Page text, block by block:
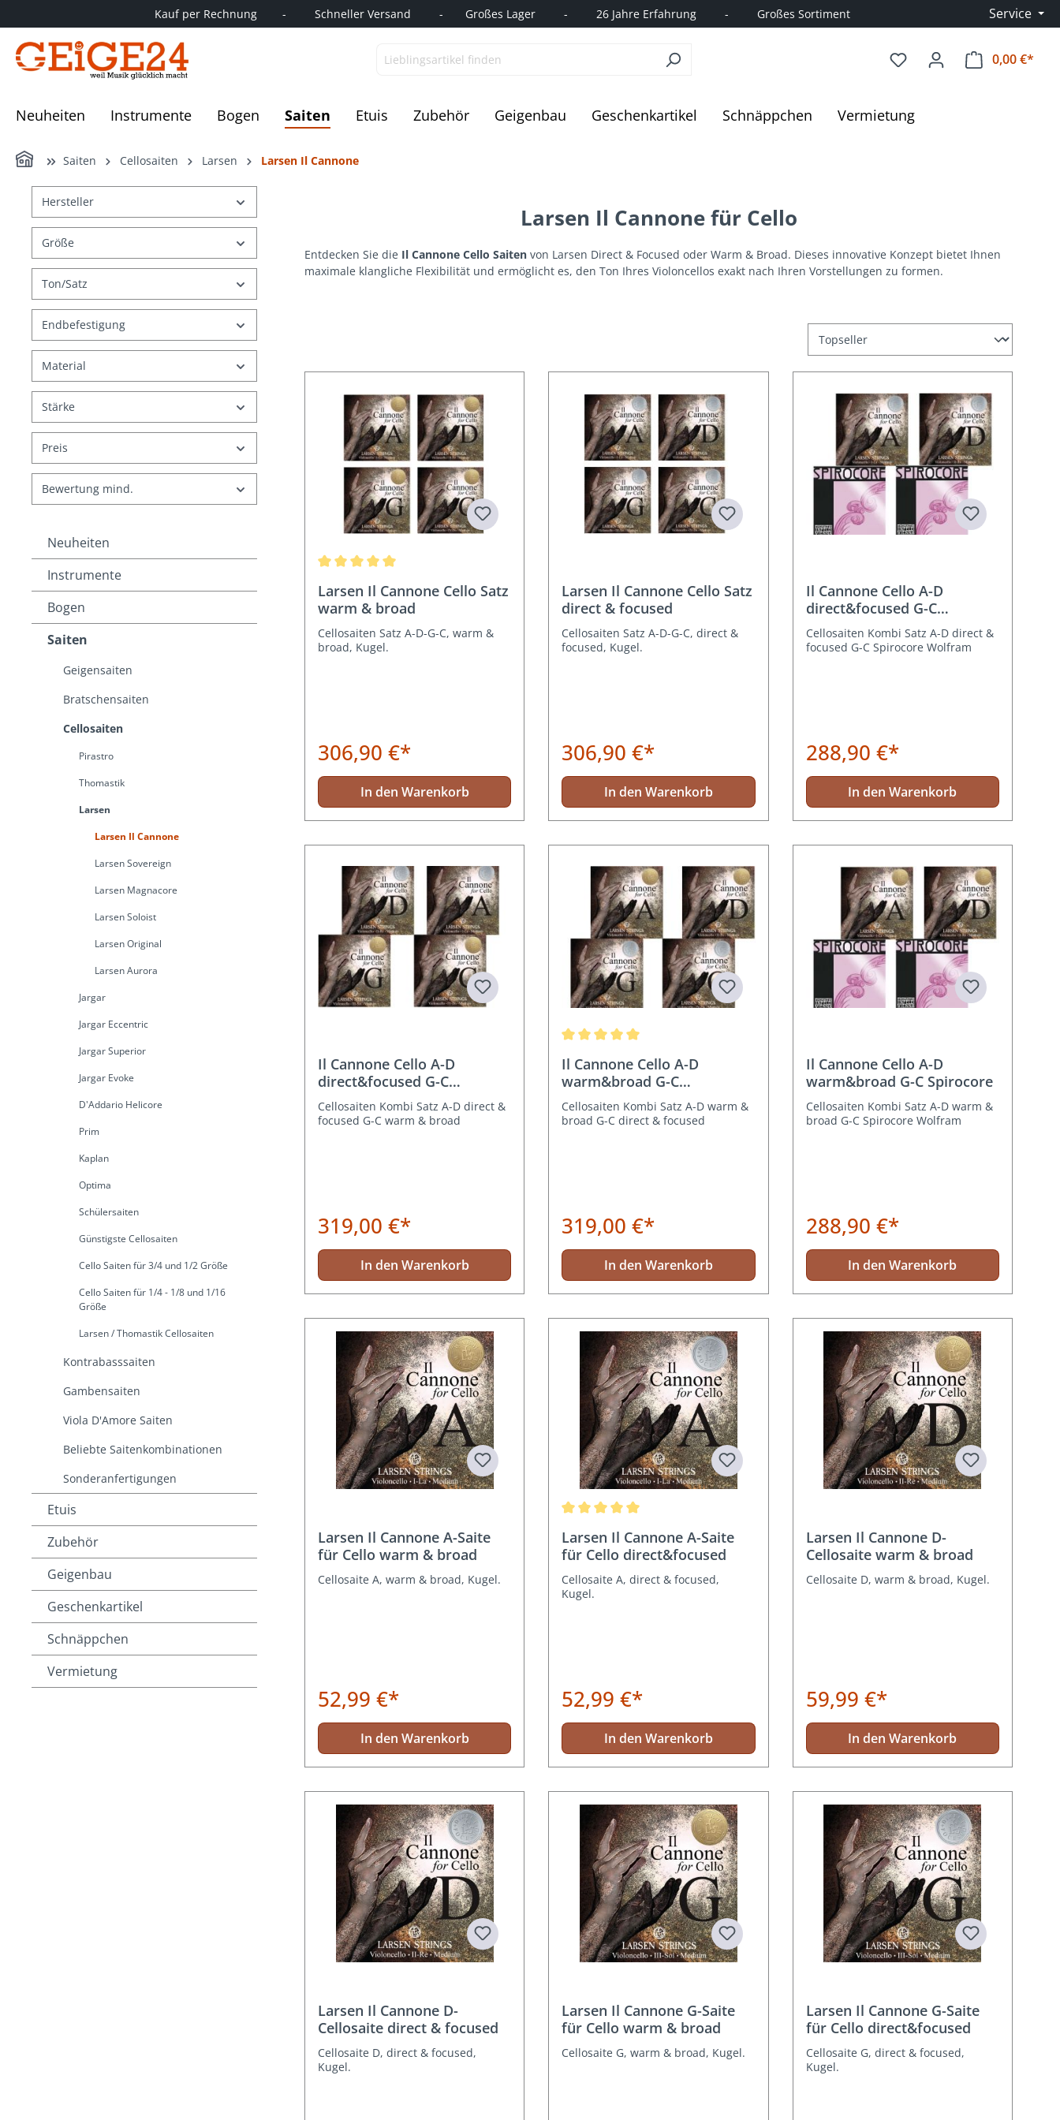
Zur Hauptnavigation springenKauf per Rechnung        -         Schneller Versand         -       Großes Lager         -         26 Jahre Erfahrung         -         Großes Sortiment Service
0,00 €*
Neuheiten Instrumente Bogen Saiten Etuis Zubehör Geigenbau Geschenkartikel Schnäppchen Vermietung
Home Saiten Cellosaiten Larsen Larsen Il Cannone
Hersteller
Größe
Ton/Satz
Endbefestigung
Material
Stärke
Preis
Bewertung mind.
Neuheiten
Instrumente
Bogen
Saiten
Geigensaiten
Bratschensaiten
Cellosaiten
Pirastro
Thomastik
Larsen
Larsen Il Cannone
Larsen Sovereign
Larsen Magnacore
Larsen Soloist
Larsen Original
Larsen Aurora
Jargar
Jargar Eccentric
Jargar Superior
Jargar Evoke
D'Addario Helicore
Prim
Kaplan
Optima
Schülersaiten
Günstigste Cellosaiten
Cello Saiten für 3/4 und 1/2 Größe
Cello Saiten für 1/4 - 1/8 und 1/16
Größe
Larsen / Thomastik Cellosaiten
Kontrabasssaiten
Gambensaiten
Viola D'Amore Saiten
Beliebte Saitenkombinationen
Sonderanfertigungen
Etuis
Zubehör
Geigenbau
Geschenkartikel
Schnäppchen
Vermietung
Larsen Il Cannone für Cello
Entdecken Sie die Il Cannone Cello Saiten von Larsen Direct & Focused oder Warm & Broad. Dieses innovative Konzept bietet Ihnen
maximale klangliche Flexibilität und ermöglicht es, den Ton Ihres Violoncellos exakt nach Ihren Vorstellungen zu formen.
Larsen Il Cannone Cello Satz
warm & broad
Cellosaiten Satz A-D-G-C, warm &
broad, Kugel.
306,90 €*
In den Warenkorb
Larsen Il Cannone Cello Satz
direct & focused
Cellosaiten Satz A-D-G-C, direct &
focused, Kugel.
306,90 €*
In den Warenkorb
Il Cannone Cello A-D
direct&focused G-C
Spirocore
Cellosaiten Kombi Satz A-D direct &
focused G-C Spirocore Wolfram
288,90 €*
In den Warenkorb
Il Cannone Cello A-D
direct&focused G-C
warm&broad
Cellosaiten Kombi Satz A-D direct &
focused G-C warm & broad
319,00 €*
In den Warenkorb
Il Cannone Cello A-D
warm&broad G-C
direct&focused
Cellosaiten Kombi Satz A-D warm &
broad G-C direct & focused
319,00 €*
In den Warenkorb
Il Cannone Cello A-D
warm&broad G-C Spirocore
Cellosaiten Kombi Satz A-D warm &
broad G-C Spirocore Wolfram
288,90 €*
In den Warenkorb
Larsen Il Cannone A-Saite
für Cello warm & broad
Cellosaite A, warm & broad, Kugel.
52,99 €*
In den Warenkorb
Larsen Il Cannone A-Saite
für Cello direct&focused
Cellosaite A, direct & focused,
Kugel.
52,99 €*
In den Warenkorb
Larsen Il Cannone D-
Cellosaite warm & broad
Cellosaite D, warm & broad, Kugel.
59,99 €*
In den Warenkorb
Larsen Il Cannone D-
Cellosaite direct & focused
Cellosaite D, direct & focused,
Kugel.
Larsen Il Cannone G-Saite
für Cello warm & broad
Cellosaite G, warm & broad, Kugel.
Larsen Il Cannone G-Saite
für Cello direct&focused
Cellosaite G, direct & focused,
Kugel.